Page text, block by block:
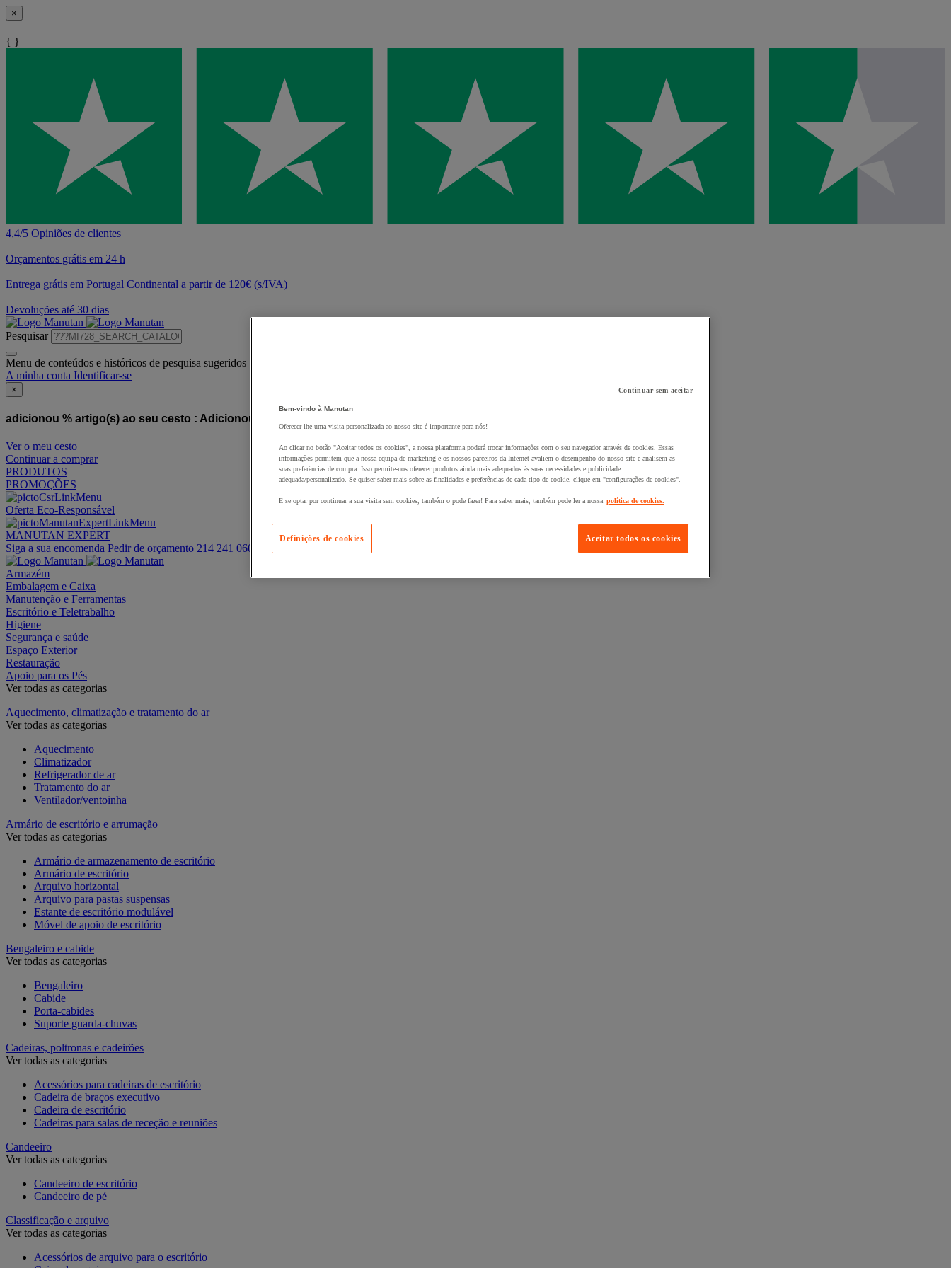
×
{ }
4,4/5 Opiniões de clientes
Orçamentos grátis em 24 h
Entrega grátis em Portugal Continental a partir de 120€ (s/IVA)
Devoluções até 30 dias
Pesquisar
Menu de conteúdos e históricos de pesquisa sugeridos
A minha conta Identificar-se
×
adicionou % artigo(s) ao seu cesto : Adicionou este artigo ao seu cesto :
Ver o meu cesto
Continuar a comprar
PRODUTOS
PROMOÇÕES
Oferta Eco-Responsável
MANUTAN EXPERT
Siga a sua encomenda Pedir de orçamento 214 241 060
Armazém
Embalagem e Caixa
Manutenção e Ferramentas
Escritório e Teletrabalho
Higiene
Segurança e saúde
Espaço Exterior
Restauração
Apoio para os Pés
Ver todas as categorias
Aquecimento, climatização e tratamento do ar
Ver todas as categorias
Aquecimento
Climatizador
Refrigerador de ar
Tratamento do ar
Ventilador/ventoinha
Armário de escritório e arrumação
Ver todas as categorias
Armário de armazenamento de escritório
Armário de escritório
Arquivo horizontal
Arquivo para pastas suspensas
Estante de escritório modulável
Móvel de apoio de escritório
Bengaleiro e cabide
Ver todas as categorias
Bengaleiro
Cabide
Porta-cabides
Suporte guarda-chuvas
Cadeiras, poltronas e cadeirões
Ver todas as categorias
Acessórios para cadeiras de escritório
Cadeira de braços executivo
Cadeira de escritório
Cadeiras para salas de receção e reuniões
Candeeiro
Ver todas as categorias
Candeeiro de escritório
Candeeiro de pé
Classificação e arquivo
Ver todas as categorias
Acessórios de arquivo para o escritório
Continuar sem aceitar
Bem-vindo à Manutan
Oferecer-lhe uma visita personalizada ao nosso site é importante para nós!
Ao clicar no botão "Aceitar todos os cookies", a nossa plataforma poderá trocar informações com o seu navegador através de cookies. Essas
informações permitem que a nossa equipa de marketing e os nossos parceiros da Internet avaliem o desempenho do nosso site e analisem as
suas preferências de compra. Isso permite-nos oferecer produtos ainda mais adequados às suas necessidades e publicidade
adequada/personalizado. Se quiser saber mais sobre as finalidades e preferências de cada tipo de cookie, clique em "configurações de cookies".
E se optar por continuar a sua visita sem cookies, também o pode fazer! Para saber mais, também pode ler a nossa política de cookies.
Aceitar todos os cookies
Definições de cookies